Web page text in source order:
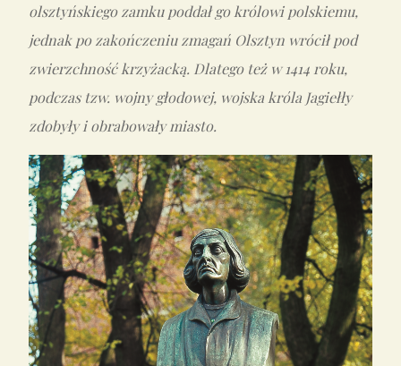
olsztyńskiego zamku poddał go królowi polskiemu,
jednak po zakończeniu zmagań Olsztyn wrócił pod
zwierzchność krzyżacką. Dlatego też w 1414 roku,
podczas tzw. wojny głodowej, wojska króla Jagiełły
zdobyły i obrabowały miasto.